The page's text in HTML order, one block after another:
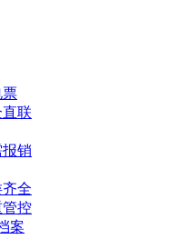
票
联
销
全
管控
案